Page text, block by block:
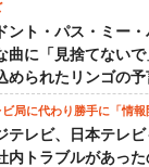
ント・パス・ミー
曲に「見捨てないで
められたリンゴの予
局に代わり勝手に「情報
テレビ、日本テレ
内トラブルがあっ